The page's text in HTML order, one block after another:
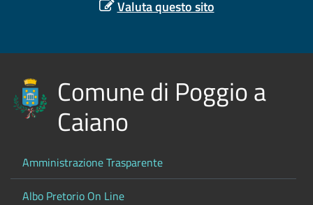
Valuta questo sito
Comune di Poggio a
Caiano
Amministrazione Trasparente
Albo Pretorio On Line